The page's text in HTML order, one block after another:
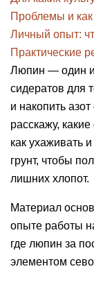
Проблемы и
Личный опыт:
Практические
Люпин — один
сидератов для
и накопить
расскажу,
как ухаживать
грунт, чтобы
лишних хлопот.
Материал
опыте работы
где люпин за
элементом